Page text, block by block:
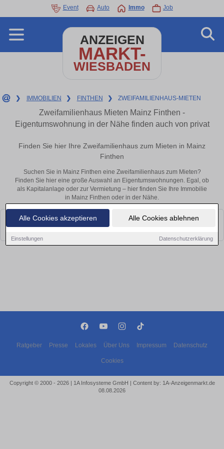
Alle Cookies akzeptieren Alle Cookies ablehnen
Einstellungen Datenschutzerklärung
Event Auto Immo Job
ANZEIGEN
MARKT-
WIESBADEN
❯ IMMOBILIEN ❯ FINTHEN ❯ ZWEIFAMILIENHAUS-MIETEN
Zweifamilienhaus Mieten Mainz Finthen -
Eigentumswohnung in der Nähe finden auch von privat
Finden Sie hier Ihre Zweifamilienhaus zum Mieten in Mainz
Finthen
Suchen Sie in Mainz Finthen eine Zweifamilienhaus zum Mieten?
Finden Sie hier eine große Auswahl an Eigentumswohnungen. Egal, ob
als Kapitalanlage oder zur Vermietung – hier finden Sie Ihre Immobilie
in Mainz Finthen oder in der Nähe.
Leider konnten wir derzeit keine passenden Objekte finden. Schauen Sie
bald wieder vorbei!
Ratgeber Presse Lokales Über Uns Impressum Datenschutz
Cookies
Copyright © 2000 - 2026 | 1A Infosysteme GmbH | Content by: 1A-Anzeigenmarkt.de
08.08.2026